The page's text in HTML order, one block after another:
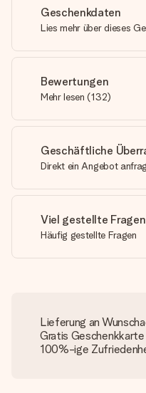
Geschenkdaten
Lies mehr über dieses
Bewertungen
Mehr lesen (132)
Geschäftliche
Direkt ein Angebot
Viel gestellte Fragen
Häufig gestellte Fragen
Lieferung an
Gratis
100%-ige